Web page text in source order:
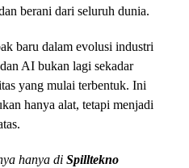
berani dari seluruh dunia.
baru dalam evolusi industri
AI bukan lagi sekadar
yang mulai terbentuk. Ini
hanya alat, tetapi menjadi
hanya di Spilltekno